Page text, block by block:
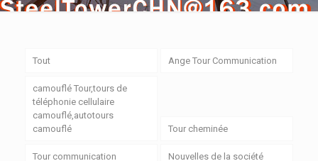
Tout Ange Tour Communication
camouflé Tour,tours de
téléphonie cellulaire
camouflé,autotours
camouflé
Tour cheminée
Tour communication Nouvelles de la société